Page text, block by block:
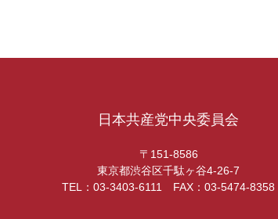
日本共産党中央委員会
〒151-8586
東京都渋谷区千駄ヶ谷4-26-7
TEL：03-3403-6111 FAX：03-5474-8358